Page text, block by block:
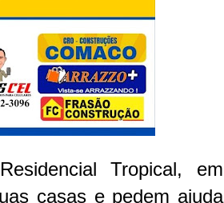
Tropical, em
casas e pedem ajuda